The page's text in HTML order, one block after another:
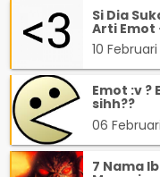
Si Dia
Arti Emot
10
Emot :v ?
sihh??
06
7 Nama